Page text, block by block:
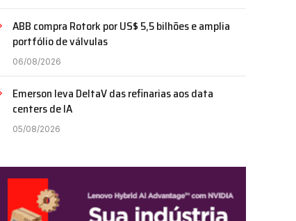
ABB compra Rotork por US$ 5,5 bilhões e amplia
portfólio de válvulas
06/08/2026
Emerson leva DeltaV das refinarias aos data
centers de IA
05/08/2026